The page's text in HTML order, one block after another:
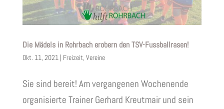
Die Mädels in Rohrbach erobern den TSV-Fussballrasen!
Okt. 11, 2021| Freizeit, Vereine
Sie sind bereit! Am vergangenen Wochenende
organisierte Trainer Gerhard Kreutmair und sein